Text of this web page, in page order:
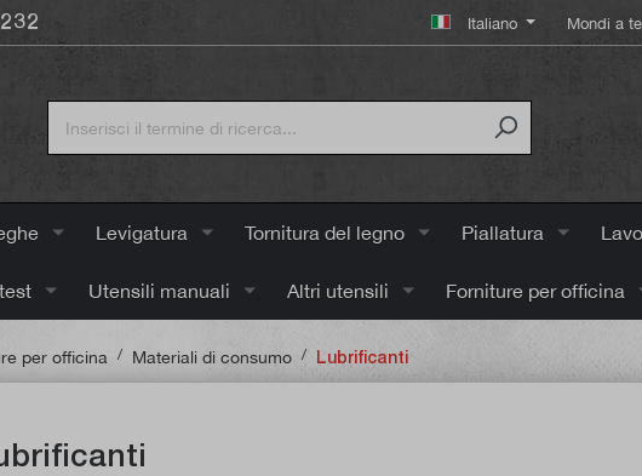
Italiano Mondi a
Levigatura Tornitura del legno Piallatura
Utensili manuali Altri utensili Forniture per officina
per officina / Materiali di consumo / Lubrificanti